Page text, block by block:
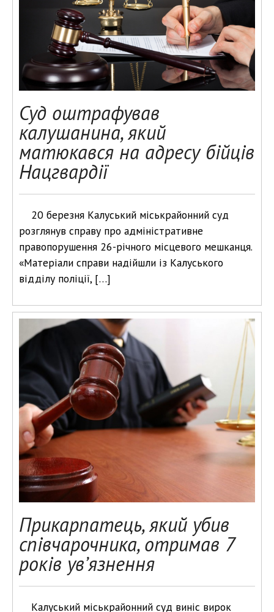
Суд оштрафував
калушанина, який
матюкався на адресу бійців
Нацгвардії
20 березня Калуський міськрайонний суд
розглянув справу про адміністративне
правопорушення 26-річного місцевого мешканця.
«Матеріали справи надійшли із Калуського
відділу поліції, […]
Прикарпатець, який убив
співчарочника, отримав 7
років ув’язнення
Калуський міськрайонний суд виніс вирок